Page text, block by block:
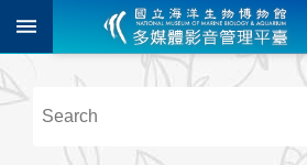
跳到主要內容區塊
階
尋